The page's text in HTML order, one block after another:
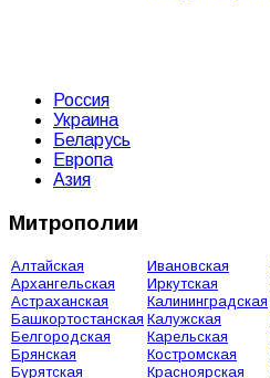
Россия
Украина
Беларусь
Европа
Азия
Митрополии
Алтайская
Архангельская
Астраханская
Башкортостанская
Белгородская
Брянская
Бурятская
Ивановская
Иркутская
Калининградская
Калужская
Карельская
Костромская
Красноярская